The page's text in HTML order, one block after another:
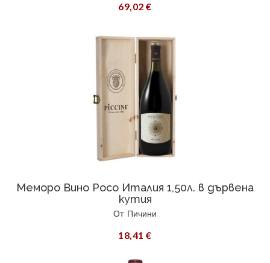
69,02 €
Меморо Вино Росо Италия 1,50л. в дървена
кутия
От Пичини
18,41 €